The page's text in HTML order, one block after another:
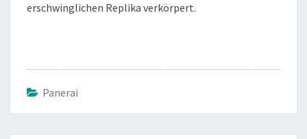
erschwinglichen Replika verkörpert.
Panerai